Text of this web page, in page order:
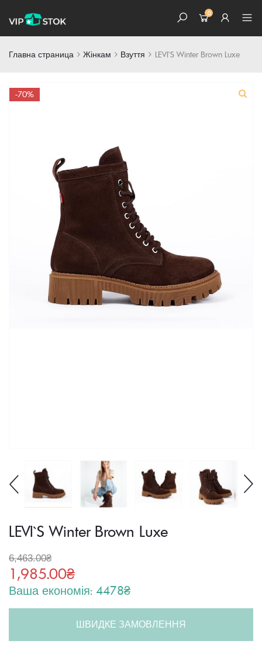
0
Главна страница Жінкам Взуття LEVI`S Winter Brown Luxe
Skip
-70%
LEVI`S Winter Brown Luxe
6,463.00₴
1,985.00₴
Ваша економія: 4478₴
ШВИДКЕ ЗАМОВЛЕННЯ